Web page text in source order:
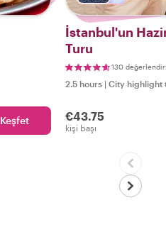
Keşfet
İstanbul'un
Turu
130
2.5 hours | City highlight
€43.75
kişi başı